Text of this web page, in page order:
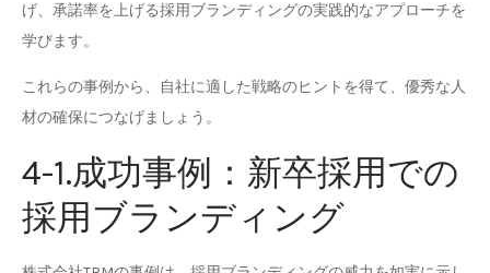
げ、承諾率を上げる採用ブランディングの実践的なアプローチを
学びます。
これらの事例から、自社に適した戦略のヒントを得て、優秀な人
材の確保につなげましょう。
4-1.成功事例：新卒採用での
採用ブランディング